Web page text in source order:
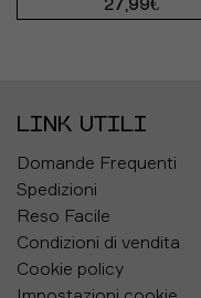
27,99€
LINK UTILI
Domande Frequenti
Spedizioni
Reso Facile
Condizioni di vendita
Cookie policy